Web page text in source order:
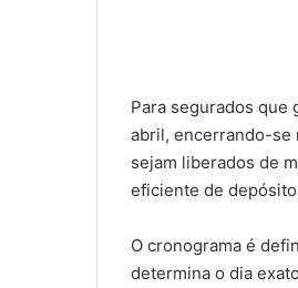
Para segurados que
abril, encerrando-se
sejam liberados de
eficiente de
O cronograma é
determina o dia